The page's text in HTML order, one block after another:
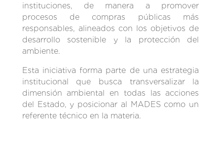
instituciones, de manera a promover
procesos de compras públicas más
responsables, alineados con los objetivos de
desarrollo sostenible y la protección del
ambiente.
Esta iniciativa forma parte de una estrategia
institucional que busca transversalizar la
dimensión ambiental en todas las acciones
del Estado, y posicionar al MADES como un
referente técnico en la materia.